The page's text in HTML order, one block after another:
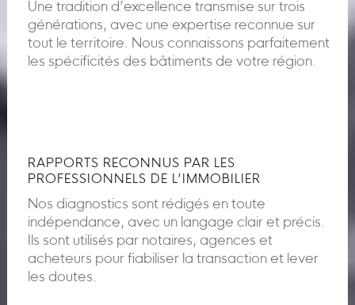
Une tradition d’excellence transmise sur trois
générations, avec une expertise reconnue sur
tout le territoire. Nous connaissons parfaitement
les spécificités des bâtiments de votre région.
RAPPORTS RECONNUS PAR LES
PROFESSIONNELS DE L’IMMOBILIER
Nos diagnostics sont rédigés en toute
indépendance, avec un langage clair et précis.
Ils sont utilisés par notaires, agences et
acheteurs pour fiabiliser la transaction et lever
les doutes.